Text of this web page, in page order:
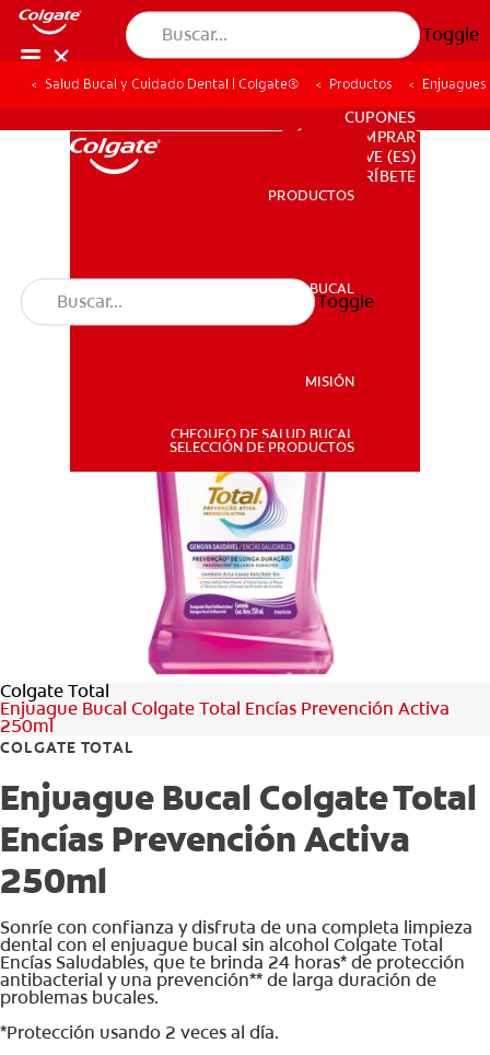
Toggle
PRODUCTOS
SALUD BUCAL
CHEQUEO DE SALUD BUCAL
SELECCIÓN DE PRODUCTOS
PARA PROFESIONALES
VE (ES)
SUSCRÍBETE
PARA PROFESIONALES
CUPONES
DÓNDE COMPRAR
VE (ES)
SUSCRÍBETE
PRODUCTOS
SALUD BUCAL
MISIÓN
CHEQUEO DE SALUD BUCAL
SELECCIÓN DE PRODUCTOS
Toggle
Salud Bucal y Cuidado Dental | Colgate® Productos
Colgate Total
Enjuague Bucal Colgate Total Encías Prevención Activa
250ml
COLGATE TOTAL
Enjuague Bucal Colgate Total
Encías Prevención Activa
250ml
Sonríe con confianza y disfruta de una completa limpieza
dental con el enjuague bucal sin alcohol Colgate Total
Encías Saludables, que te brinda 24 horas* de protección
antibacterial y una prevención** de larga duración de
problemas bucales.
*Protección usando 2 veces al día.